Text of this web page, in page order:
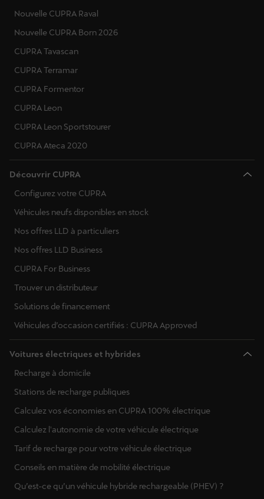
Nouvelle CUPRA Raval
Nouvelle CUPRA Born 2026
CUPRA Tavascan
CUPRA Terramar
CUPRA Formentor
CUPRA Leon
CUPRA Leon Sportstourer
CUPRA Ateca 2020
Découvrir CUPRA
Configurez votre CUPRA
Véhicules neufs disponibles en stock
Nos offres LLD à particuliers
Nos offres LLD Business
CUPRA For Business
Trouver un distributeur
Solutions de financement
Véhicules d’occasion certifiés : CUPRA Approved
Voitures électriques et hybrides
Recharge à domicile
Stations de recharge publiques
Calculez vos économies en CUPRA 100% électrique
Calculez l'autonomie de votre véhicule électrique
Tarif de recharge pour votre véhicule électrique
Conseils en matière de mobilité électrique
Qu’est-ce qu’un véhicule hybride rechargeable (PHEV) ?